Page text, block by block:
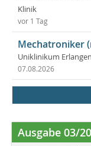
Klinik
vor 1 Tag
Mechatroniker
Uniklinikum Erlangen
07.08.2026
Ausgabe 03/